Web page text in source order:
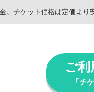
チケット価格は定価より
ご
「チ